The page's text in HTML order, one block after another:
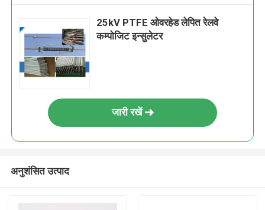
25kV PTFE ओवरहेड लेपित रेलवे
कम्पोजिट इन्सुलेटर
जारी रखें
अनुशंसित उत्पाद